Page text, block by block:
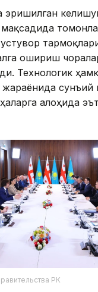
ошириш
Технологик
сунъий
алоҳида
РК